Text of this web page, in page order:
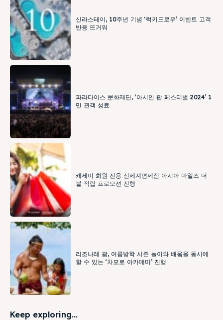
신라스테이, 10주년 기념 ‘럭키드로우’ 이벤트 고객
반응 뜨거워
파라다이스 문화재단, ‘아시안 팝 페스티벌 2024’ 1
만 관객 성료
캐세이 회원 전용 신세계면세점 아시아 마일즈 더
블 적립 프로모션 진행
리조나레 괌, 여름방학 시즌 놀이와 배움을 동시에
할 수 있는 ‘차모로 아카데미’ 진행
Keep exploring...